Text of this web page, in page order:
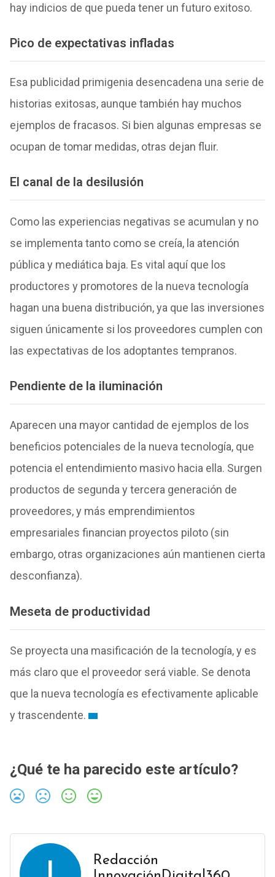
hay indicios de que pueda tener un futuro exitoso.
Pico de expectativas infladas
Esa publicidad primigenia desencadena una serie de
historias exitosas, aunque también hay muchos
ejemplos de fracasos. Si bien algunas empresas se
ocupan de tomar medidas, otras dejan fluir.
El canal de la desilusión
Como las experiencias negativas se acumulan y no
se implementa tanto como se creía, la atención
pública y mediática baja. Es vital aquí que los
productores y promotores de la nueva tecnología
hagan una buena distribución, ya que las inversiones
siguen únicamente si los proveedores cumplen con
las expectativas de los adoptantes tempranos.
Pendiente de la iluminación
Aparecen una mayor cantidad de ejemplos de los
beneficios potenciales de la nueva tecnología, que
potencia el entendimiento masivo hacia ella. Surgen
productos de segunda y tercera generación de
proveedores, y más emprendimientos
empresariales financian proyectos piloto (sin
embargo, otras organizaciones aún mantienen cierta
desconfianza).
Meseta de productividad
Se proyecta una masificación de la tecnología, y es
más claro que el proveedor será viable. Se denota
que la nueva tecnología es efectivamente aplicable
y trascendente.
¿Qué te ha parecido este artículo?
Redacción